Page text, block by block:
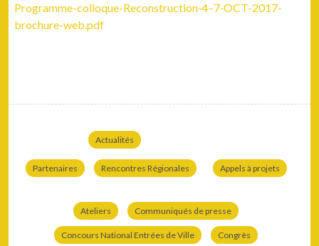
Programme-colloque-Reconstruction‑4–7‑OCT-2017-
brochure-web.pdf
Actualités
Partenaires Rencontres Régionales Appels à projets
Ateliers Communiqués de presse
Concours National Entrées de Ville Congrès